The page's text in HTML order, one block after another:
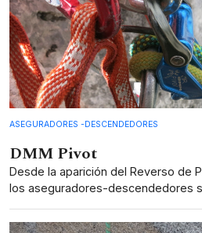
ASEGURADORES -DESCENDEDORES
DMM Pivot
Desde la aparición del Reverso de
los aseguradores-descendedores